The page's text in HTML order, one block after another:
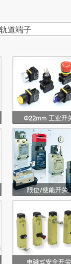
道端子